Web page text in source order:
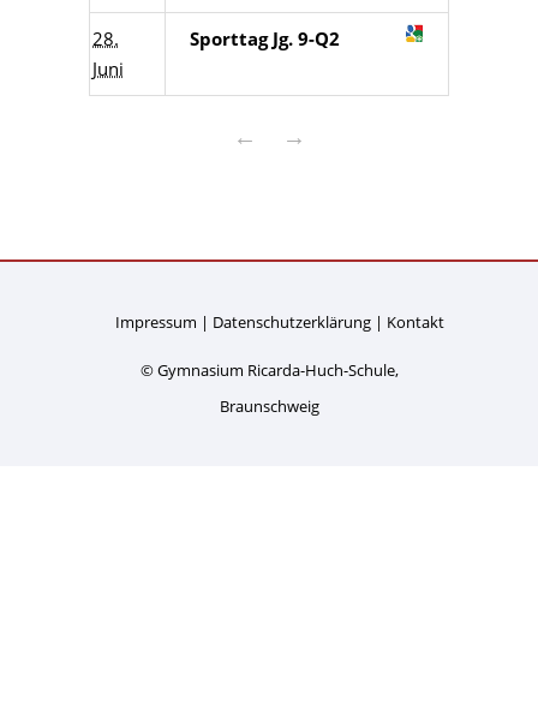
28.
Juni
Sporttag Jg. 9-Q2
← →
Impressum Datenschutzerklärung Kontakt
© Gymnasium Ricarda-Huch-Schule,
Braunschweig